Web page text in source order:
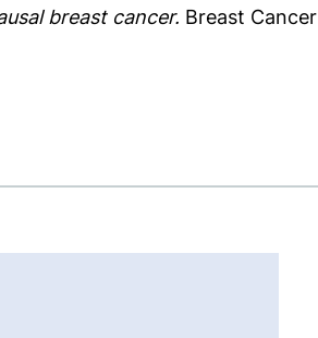
breast cancer. Breast Cancer